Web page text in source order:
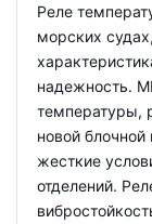
Реле
морских
надежность.
температуры,
новой
жесткие
отделений.